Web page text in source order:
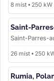
8 míst • 250 kW
Saint-
Saint-Parres-
26 míst • 250
Rumia,